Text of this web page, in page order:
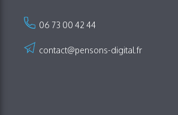
06 73 00 42 44
contact@pensons-digital.fr